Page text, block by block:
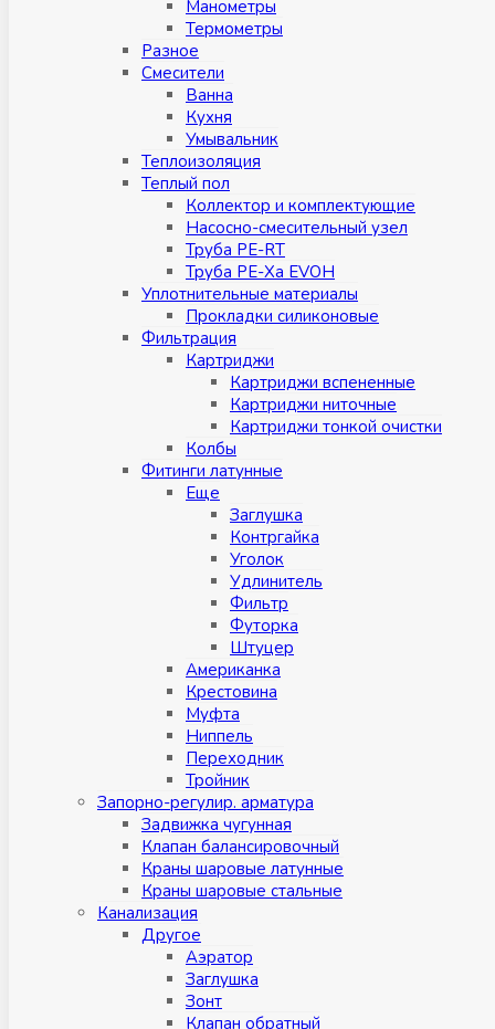
Манометры
Термометры
Разное
Смесители
Ванна
Кухня
Умывальник
Теплоизоляция
Теплый пол
Коллектор и комплектующие
Насосно-смесительный узел
Труба PE-RT
Труба PE-Xa EVOH
Уплотнительные материалы
Прокладки силиконовые
Фильтрация
Картриджи
Картриджи вспененные
Картриджи ниточные
Картриджи тонкой очистки
Колбы
Фитинги латунные
Eщe
Заглушка
Контргайка
Уголок
Удлинитель
Фильтр
Футорка
Штуцер
Американка
Крестовина
Муфта
Ниппель
Переходник
Тройник
Запорно-регулир. арматура
Задвижка чугунная
Клапан балансировочный
Краны шаровые латунные
Краны шаровые стальные
Канализация
Другое
Аэратор
Заглушкa
Зонт
Клапан обратный